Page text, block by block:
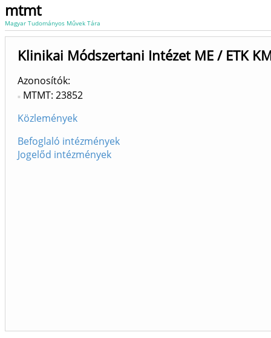
mtmt
Magyar Tudományos Művek Tára
Klinikai Módszertani Intézet ME / ETK
Azonosítók
MTMT: 23852
Közlemények
Befoglaló intézmények
Jogelőd intézmények